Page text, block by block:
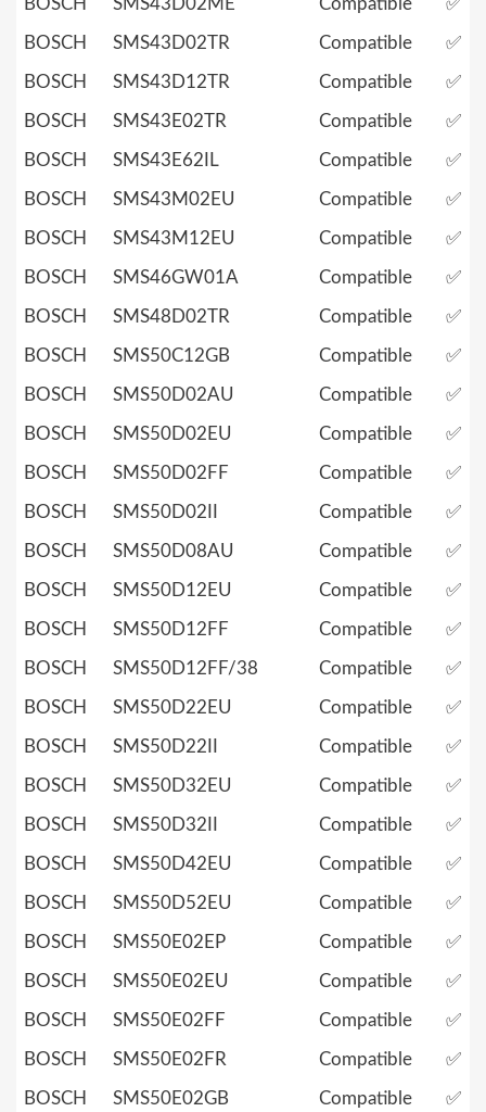
BOSCH SMS43D02ME Compatible ✅
BOSCH SMS43D02TR Compatible ✅
BOSCH SMS43D12TR Compatible ✅
BOSCH SMS43E02TR Compatible ✅
BOSCH SMS43E62IL Compatible ✅
BOSCH SMS43M02EU Compatible ✅
BOSCH SMS43M12EU Compatible ✅
BOSCH SMS46GW01A Compatible ✅
BOSCH SMS48D02TR Compatible ✅
BOSCH SMS50C12GB Compatible ✅
BOSCH SMS50D02AU Compatible ✅
BOSCH SMS50D02EU Compatible ✅
BOSCH SMS50D02FF Compatible ✅
BOSCH SMS50D02II Compatible ✅
BOSCH SMS50D08AU Compatible ✅
BOSCH SMS50D12EU Compatible ✅
BOSCH SMS50D12FF Compatible ✅
BOSCH SMS50D12FF/38 Compatible ✅
BOSCH SMS50D22EU Compatible ✅
BOSCH SMS50D22II Compatible ✅
BOSCH SMS50D32EU Compatible ✅
BOSCH SMS50D32II Compatible ✅
BOSCH SMS50D42EU Compatible ✅
BOSCH SMS50D52EU Compatible ✅
BOSCH SMS50E02EP Compatible ✅
BOSCH SMS50E02EU Compatible ✅
BOSCH SMS50E02FF Compatible ✅
BOSCH SMS50E02FR Compatible ✅
BOSCH SMS50E02GB Compatible ✅